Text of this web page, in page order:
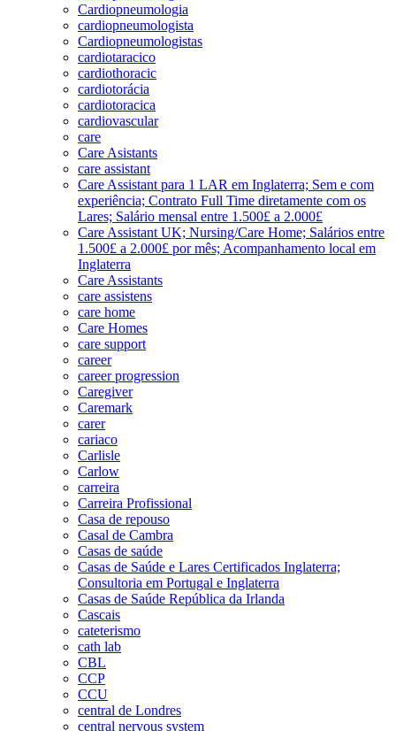
Cardiopneumologia
cardiopneumologista
Cardiopneumologistas
cardiotaracico
cardiothoracic
cardiotorácia
cardiotoracica
cardiovascular
care
Care Asistants
care assistant
Care Assistant para 1 LAR em Inglaterra; Sem e com
experiência; Contrato Full Time diretamente com os
Lares; Salário mensal entre 1.500£ a 2.000£
Care Assistant UK; Nursing/Care Home; Salários entre
1.500£ a 2.000£ por mês; Acompanhamento local em
Inglaterra
Care Assistants
care assistens
care home
Care Homes
care support
career
career progression
Caregiver
Caremark
carer
cariaco
Carlisle
Carlow
carreira
Carreira Profissional
Casa de repouso
Casal de Cambra
Casas de saúde
Casas de Saúde e Lares Certificados Inglaterra;
Consultoria em Portugal e Inglaterra
Casas de Saúde República da Irlanda
Cascais
cateterismo
cath lab
CBL
CCP
CCU
central de Londres
central nervous system